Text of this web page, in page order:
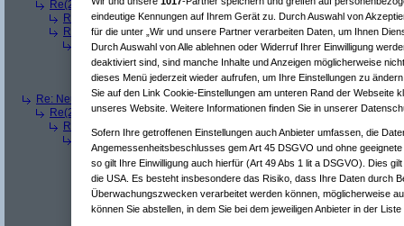
Re(2): Neue Auflösung: 5120x1600(Mr Lam 11.07.2006, 13:57:48)
Re(3): Neue Auflösung: 5120x1600(dizoam 11.07.2006, 13:58:27)
Re(3): Neue Auflösung: 5120x1600(Pervasiveam 11.07.2006,
Re(4): Neue Auflösung: 5120x1600( phjam 11.07.2006, 13:59:44)
Re(5): Neue Auflösung: 5120x1600(teletham 11.07.2006,
Re(5): Neue Auflösung: 5120x1600
Pervasive am 11.07.2006,
Re(5): Neue Auflösung: 5120x1600
am 11.07.2006,
Re: Neue Auflösung: 5120x1600 (teletham 11.07.2006, 13:49:03)
Re(2): Neue Auflösung: 5120x1600(Pervasiveam 11.07.2006,
Re(3): Neue Auflösung: 5120x1600
teletham 11.07.2006, 13:49:42)
Re(4): Neue Auflösung: 5120x1600(Pervasiveam 11.07.2006,
Re(5): Neue Auflösung: 5120x1600 (dizoam 11.07.2006,
Re(6): Neue Auflösung: 5120x1600(Pervasiveam
Re(7): Neue Auflösung: 5120x1600(dizo am 11.07.2006,
Re(8): Neue Auflösung: 5120x1600(Pervasiveam
Re(9): Neue Auflösung: 5120x1600(dizoam
eindeutige Kennungen auf Ihrem Gerät zu. Durch Auswahl von
für die unter „Wir und unsere Partner verarbeiten Daten, um Ihnen
Durch Auswahl von Alle ablehnen oder Widerruf Ihrer Einwilligung
deaktiviert sind, sind manche Inhalte und Anzeigen möglicherweise
dieses Menü jederzeit wieder aufrufen, um Ihre Einstellungen zu
Sie auf den Link Cookie-Einstellungen am unteren Rand der Webseite
unseres Website. Weitere Informationen finden Sie in unserer
Sofern Ihre getroffenen Einstellungen auch Anbieter umfassen, die
Angemessenheitsbeschlusses gem Art 45 DSGVO und ohne
so gilt Ihre Einwilligung auch hierfür (Art 49 Abs 1 lit a DSGVO). Dies
die USA. Es besteht insbesondere das Risiko, dass Ihre Daten durch
Überwachungszwecken verarbeitet werden können, möglicherweise
können Sie abstellen, in dem Sie bei dem jeweiligen Anbieter in der